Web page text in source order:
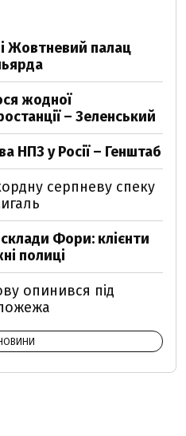
Жовтневий палац
жодної
– Зеленський
НПЗ у Росії – Генштаб
серпневу спеку
Фори: клієнти
полиці
опинився під